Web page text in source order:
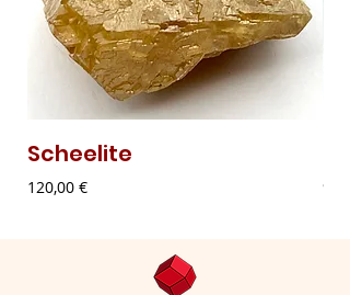
Scheelite
Preço
120,00 € 9,00